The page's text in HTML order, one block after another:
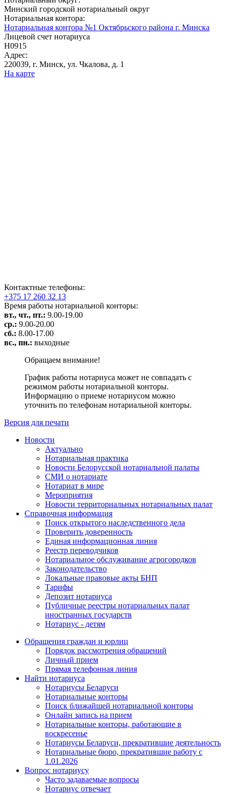
Минский городской нотариальный округ
Нотариальная контора:
Нотариальная контора №1 Октябрьского района г. Минска
Лицевой счет нотариуса
Н0915
Адрес:
220039, г. Минск, ул. Чкалова, д. 1
На карте
Контактные телефоны:
+375 17 260 32 13
Время работы нотариальной конторы:
вт., чт., пт.: 9.00-19.00
ср.: 9.00-20.00
сб.: 8.00-17.00
вс., пн.: выходные
Обращаем внимание!
График работы нотариуса может не совпадать с
режимом работы нотариальной конторы.
Информацию о приеме нотариусом можно
уточнить по телефонам нотариальной конторы.
Версия для печати
Новости
Актуально
Нотариальная практика
Новости Белорусской нотариальной палаты
СМИ о нотариате
Нотариат в мире
Мероприятия
Новости территориальных нотариальных палат
Справочная информация
Поиск открытого наследственного дела
Проверить доверенность
Единая информационная линия
Реестр переводчиков
Нотариальное обслуживание агрогородков
Законодательство
Локальные правовые акты БНП
Тарифы
Депозит нотариуса
Публичные реестры нотариальных палат
иностранных государств
Нотариус - детям
Обращения граждан и юрлиц
Порядок рассмотрения обращений
Личный прием
Прямая телефонная линия
Найти нотариуса
Нотариусы Беларуси
Нотариальные конторы
Поиск ближайшей нотариальной конторы
Онлайн запись на прием
Нотариальные конторы, работающие в
воскресенье
Нотариусы Беларуси, прекратившие деятельность
Нотариальные бюро, прекратившие работу с
1.01.2026
Вопрос нотариусу
Часто задаваемые вопросы
Нотариус отвечает